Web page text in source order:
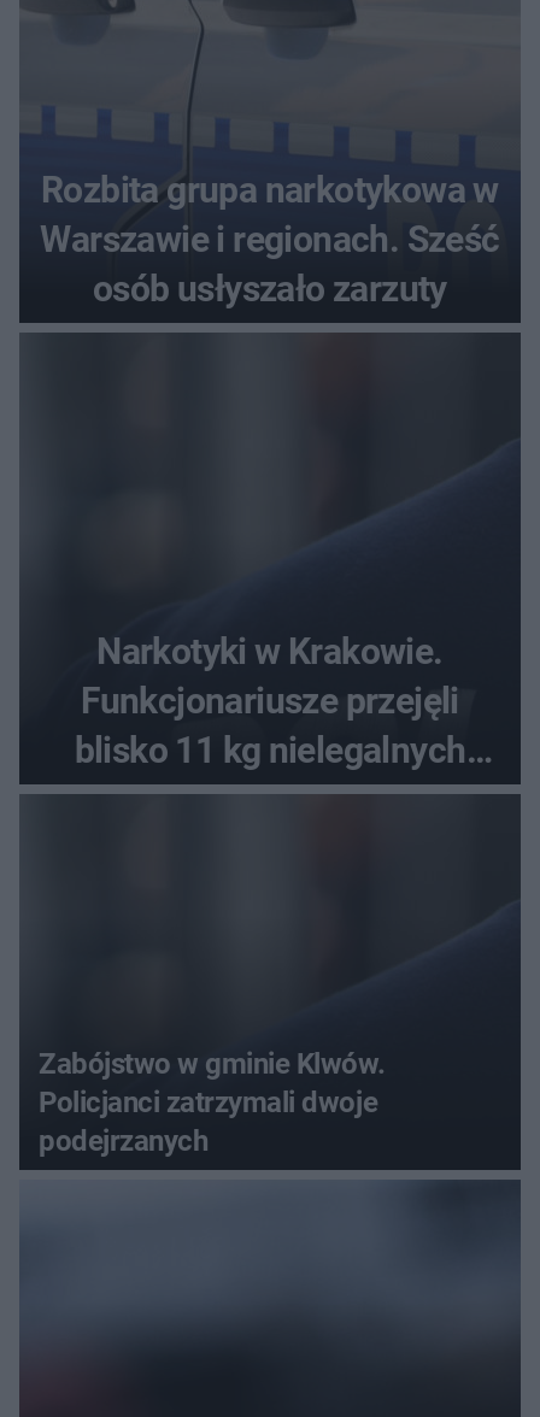
Rozbita grupa narkotykowa w
Warszawie i regionach. Sześć
osób usłyszało zarzuty
Narkotyki w Krakowie.
Funkcjonariusze przejęli
blisko 11 kg nielegalnych
substancji
Zabójstwo w gminie Klwów.
Policjanci zatrzymali dwoje
podejrzanych